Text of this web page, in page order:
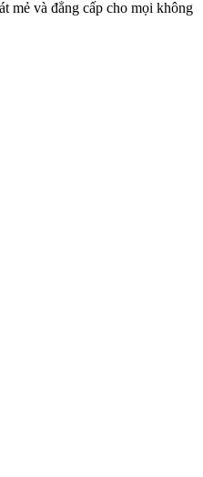
mẻ và đẳng cấp cho mọi không